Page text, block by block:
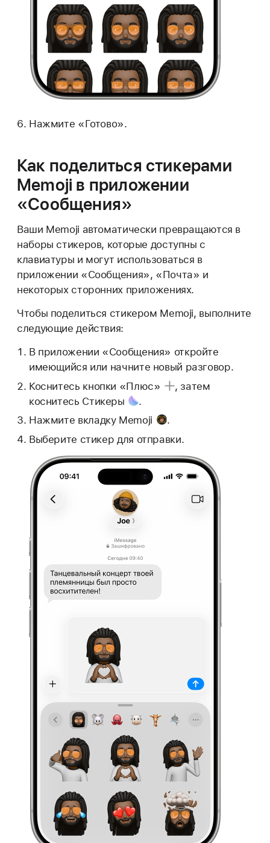
Нажмите «Готово».
Как поделиться стикерами
Memoji в приложении
«Сообщения»
Ваши Memoji автоматически превращаются в
наборы стикеров, которые доступны с
клавиатуры и могут использоваться в
приложении «Сообщения», «Почта» и
некоторых сторонних приложениях.
Чтобы поделиться стикером Memoji, выполните
следующие действия:
В приложении «Сообщения» откройте
имеющийся или начните новый разговор.
Коснитесь кнопки «Плюс»
, затем
коснитесь Стикеры
.
Нажмите вкладку Memoji
.
Выберите стикер для отправки.